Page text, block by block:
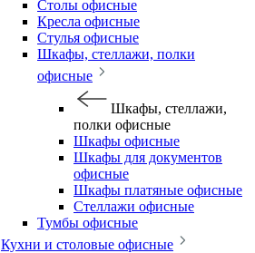
Столы офисные
Кресла офисные
Стулья офисные
Шкафы, стеллажи, полки
офисные
Шкафы, стеллажи,
полки офисные
Шкафы офисные
Шкафы для документов
офисные
Шкафы платяные офисные
Стеллажи офисные
Тумбы офисные
Кухни и столовые офисные